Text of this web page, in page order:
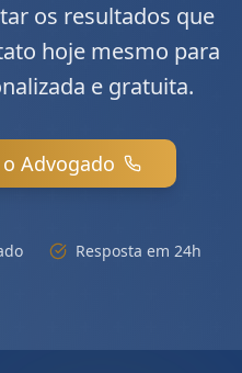
os resultados que
hoje mesmo para
e gratuita.
Advogado
Resposta em 24h